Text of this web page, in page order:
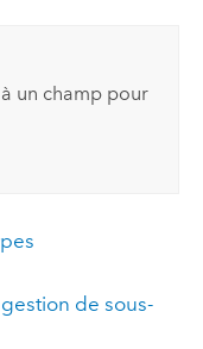
un champ pour
de sous-